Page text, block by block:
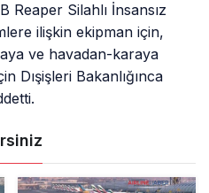
Reaper Silahlı İnsansız
ilişkin ekipman için,
ve havadan-karaya
Dışişleri Bakanlığınca